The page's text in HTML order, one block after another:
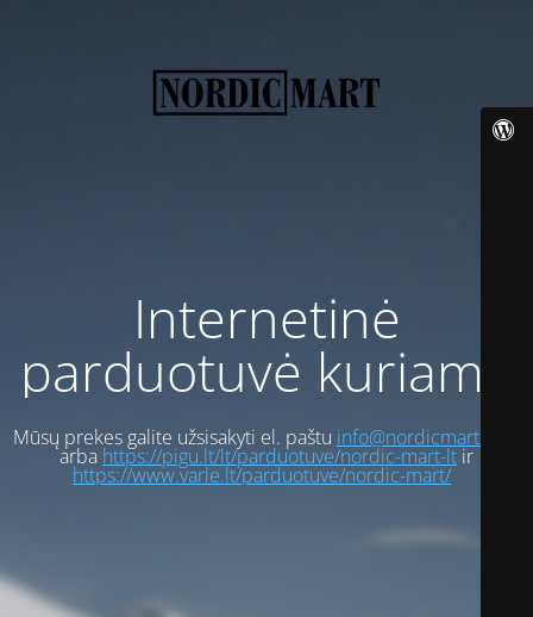
Internetinė
parduotuvė kuriama
Mūsų prekes galite užsisakyti el. paštu info@nordicmart.com
arba https://pigu.lt/lt/parduotuve/nordic-mart-ltir
https://www.varle.lt/parduotuve/nordic-mart/